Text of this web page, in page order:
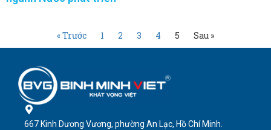
« Trước 1 2 3 4 5 Sau »
667 Kinh Dương Vương, phường An Lạc, Hồ Chí Minh.